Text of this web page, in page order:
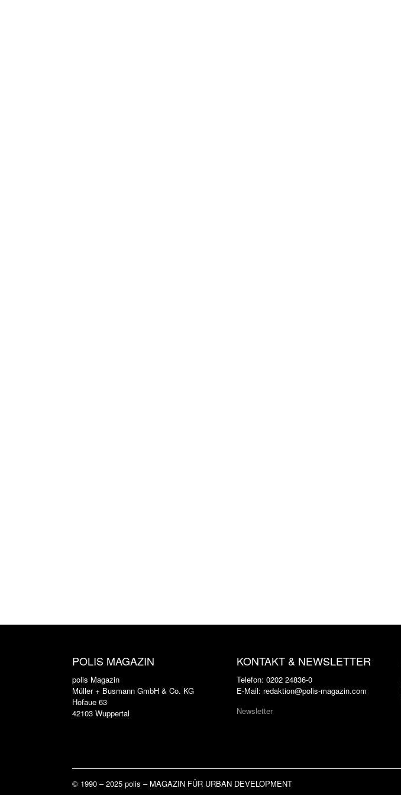
POLIS MAGAZIN
polis Magazin
Müller + Busmann GmbH & Co. KG
Hofaue 63
42103 Wuppertal
KONTAKT & NEWSLETTER
Telefon: 0202 24836-0
E-Mail: redaktion@polis-magazin.com
Newsletter
© 1990 – 2025 polis – MAGAZIN FÜR URBAN DEVELOPMENT